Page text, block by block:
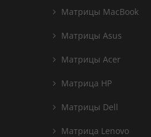
Матрицы MacBook
Матрицы Asus
Матрицы Acer
Матрица HP
Матрицы Dell
Матрица Lenovo